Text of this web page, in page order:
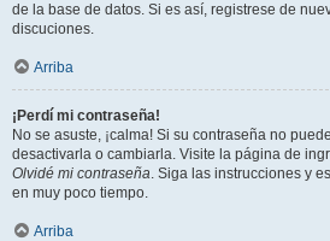
de la base de datos. Si es así, registrese de
discuciones.
Arriba
¡Perdí mi contraseña!
No se asuste, ¡calma! Si su contraseña no
desactivarla o cambiarla. Visite la página de
Olvidé mi contraseña. Siga las instrucciones y
en muy poco tiempo.
Arriba